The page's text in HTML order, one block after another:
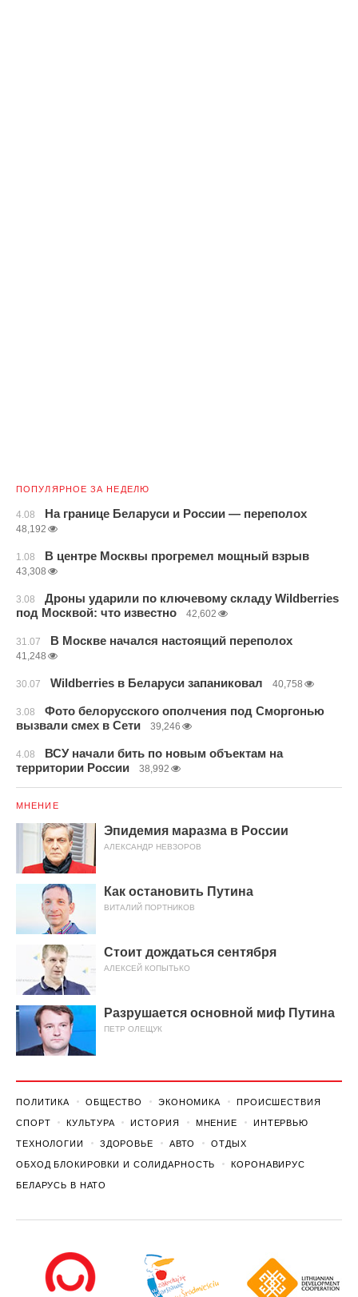
ПОПУЛЯРНОЕ ЗА НЕДЕЛЮ
4.08 На границе Беларуси и России — переполох
48,192
1.08 В центре Москвы прогремел мощный взрыв
43,308
3.08
Дроны ударили по ключевому складу Wildberries
под Москвой: что известно
42,602
31.07 В Москве начался настоящий переполох
41,248
30.07 Wildberries в Беларуси запаниковал 40,758
3.08
Фото белорусского ополчения под Сморгонью
вызвали смех в Сети
39,246
4.08
ВСУ начали бить по новым объектам на
территории России
38,992
МНЕНИЕ
Эпидемия маразма в России
АЛЕКСАНДР НЕВЗОРОВ
Как остановить Путина
ВИТАЛИЙ ПОРТНИКОВ
Стоит дождаться сентября
АЛЕКСЕЙ КОПЫТЬКО
Разрушается основной миф Путина
ПЕТР ОЛЕЩУК
ПОЛИТИКА ОБЩЕСТВО ЭКОНОМИКА ПРОИСШЕСТВИЯ
СПОРТ КУЛЬТУРА ИСТОРИЯ МНЕНИЕ ИНТЕРВЬЮ
ТЕХНОЛОГИИ ЗДОРОВЬЕ АВТО ОТДЫХ
ОБХОД БЛОКИРОВКИ И СОЛИДАРНОСТЬ КОРОНАВИРУС
БЕЛАРУСЬ В НАТО